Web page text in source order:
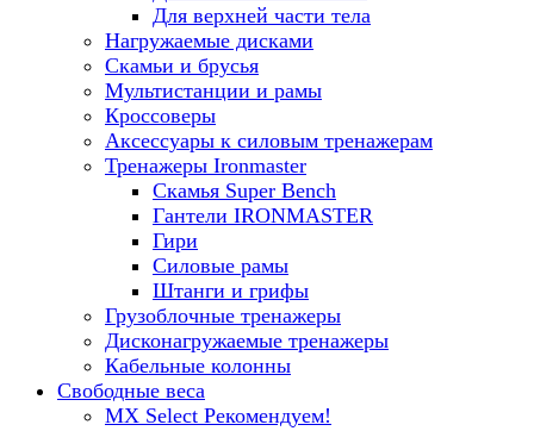
Для верхней части тела
Нагружаемые дисками
Скамьи и брусья
Мультистанции и рамы
Кроссоверы
Аксессуары к силовым тренажерам
Тренажеры Ironmaster
Скамья Super Bench
Гантели IRONMASTER
Гири
Силовые рамы
Штанги и грифы
Грузоблочные тренажеры
Дисконагружаемые тренажеры
Кабельные колонны
Свободные веса
MX Select Рекомендуем!